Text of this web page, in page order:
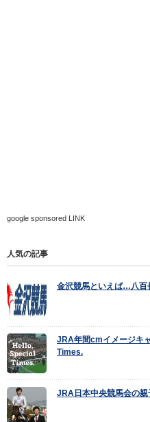
google sponsored LINK
人気の記事
金沢競馬といえば…八百
JRA年間cmイメージキ
Times.
JRA日本中央競馬会の親